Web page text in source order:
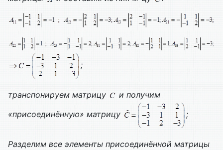
;
транспонируем матрицу
и получим
«присоединённую» матрицу
;
Разделим все элементы присоединённой матрицы